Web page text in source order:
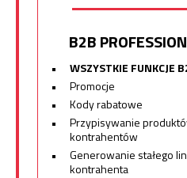
B2B
WSZYSTKIE FUNKCJE
Promocje
Kody rabatowe
Przypisywanie
kontrahentów
Generowanie stałego
kontrahenta